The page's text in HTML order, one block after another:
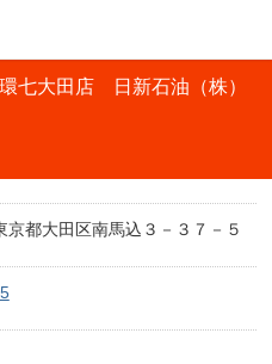
七大田店 日新石油（株）
都大田区南馬込３－３７－５